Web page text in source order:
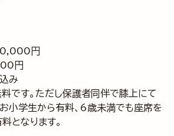
円
円
み
です。ただし保護者同伴で膝上にて
小学生から有料、6歳未満でも座席を
となります。